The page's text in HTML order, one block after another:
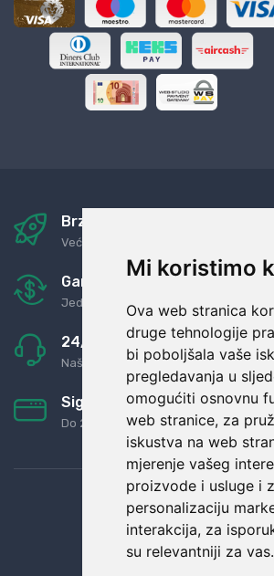
Mi koristimo
Ova web stranica
druge tehnologije
bi poboljšala vaše
pregledavanja u
omogućiti osnovnu
web stranice, za
iskustva na web
mjerenje vašeg
proizvode i usluge i
personalizaciju
interakcija, za
su relevantniji za vas.
Brza i sigurna dostava
Već za nekoliko dana kod vas
Garancija u povrat novaca
Jednostavno pravilo: Roba za novac
24/7 odlična podrška
Naši agenti uvijek na raspolaganju
Sigurno obročno plaćanje
Do 24 rata bez kamata